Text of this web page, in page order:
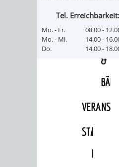
&
BÄDER
ROLF-
Tel. Erreichbarkeit:
Mo. - Fr.
08.00 -
Mo. - Mi.
14.00 -
Do.
14.00 -